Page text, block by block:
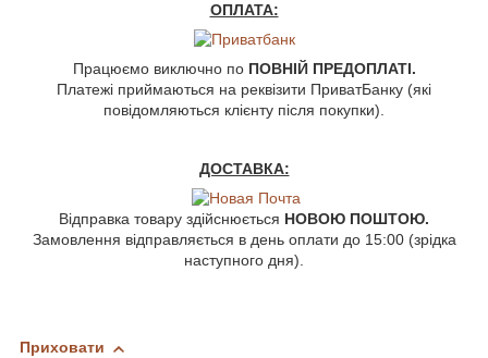
ОПЛАТА:
Працюємо виключно по ПОВНІЙ ПРЕДОПЛАТІ.
Платежі приймаються на реквізити ПриватБанку (які
повідомляються клієнту після покупки).
ДОСТАВКА:
Відправка товару здійснюється НОВОЮ ПОШТОЮ.
Замовлення відправляється в день оплати до 15:00 (зрідка
наступного дня).
Приховати